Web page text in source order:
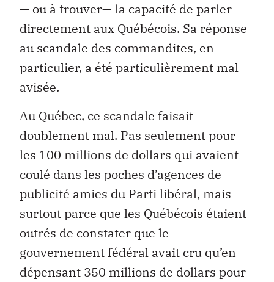
— ou à trouver— la capacité de parler
directement aux Québécois. Sa réponse
au scandale des commandites, en
particulier, a été particulièrement mal
avisée.
Au Québec, ce scandale faisait
doublement mal. Pas seulement pour
les 100 millions de dollars qui avaient
coulé dans les poches d’agences de
publicité amies du Parti libéral, mais
surtout parce que les Québécois étaient
outrés de constater que le
gouvernement fédéral avait cru qu’en
dépensant 350 millions de dollars pour